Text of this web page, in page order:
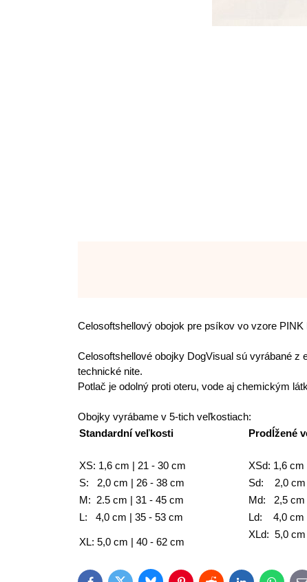
Celosoftshellový obojok pre psíkov vo vzore PINK
Celosoftshellové obojky DogVisual sú vyrábané
technické nite.
Potlač je odolný proti oteru, vode aj chemickým
Obojky vyrábame v 5-tich veľkostiach:
Standardní veľkosti
Prodĺžené
XS: 1,6 cm | 21 - 30 cm
XSd: 1,6 cm
S: 2,0 cm | 26 - 38 cm
Sd: 2,0 cm
M: 2.5 cm | 31 - 45 cm
Md: 2,5 cm
L: 4,0 cm | 35 - 53 cm
Ld: 4,0 cm
XL: 5,0 cm | 40 - 62 cm
XLd: 5,0 cm